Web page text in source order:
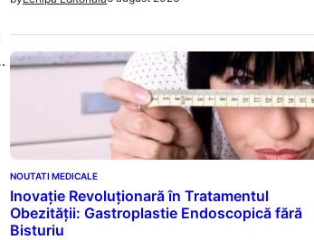
NOUTATI MEDICALE
Inovație Revoluționară în Tratamentul
Obezității: Gastroplastie Endoscopică fără
Bisturiu